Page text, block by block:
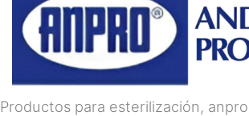
Productos para esterilización,